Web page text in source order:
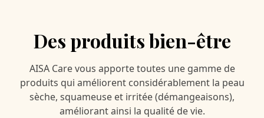
Des produits bien-être
AISA Care vous apporte toutes une gamme de
produits qui améliorent considérablement la peau
sèche, squameuse et irritée (démangeaisons),
améliorant ainsi la qualité de vie.